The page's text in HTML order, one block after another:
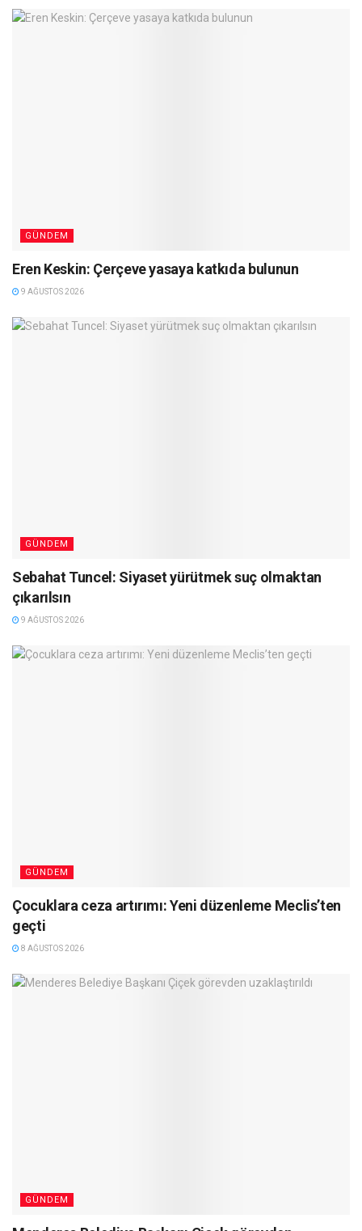
GÜNDEM
Eren Keskin: Çerçeve yasaya katkıda bulunun
9 AĞUSTOS 2026
GÜNDEM
Sebahat Tuncel: Siyaset yürütmek suç olmaktan
çıkarılsın
9 AĞUSTOS 2026
GÜNDEM
Çocuklara ceza artırımı: Yeni düzenleme Meclis’ten
geçti
8 AĞUSTOS 2026
GÜNDEM